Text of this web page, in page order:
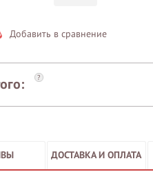
Добавить в сравнение
?
ДОСТАВКА И ОПЛАТА